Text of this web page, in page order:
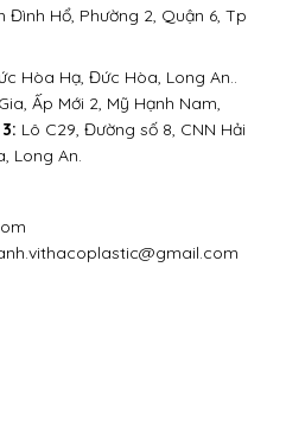
Hòa Hạ, Đức Hòa, Long An..
Ấp Mới 2, Mỹ Hạnh Nam,
Lô C29, Đường số 8, CNN Hải
Long An.
Đình Hổ, Phường 2, Quận 6, Tp